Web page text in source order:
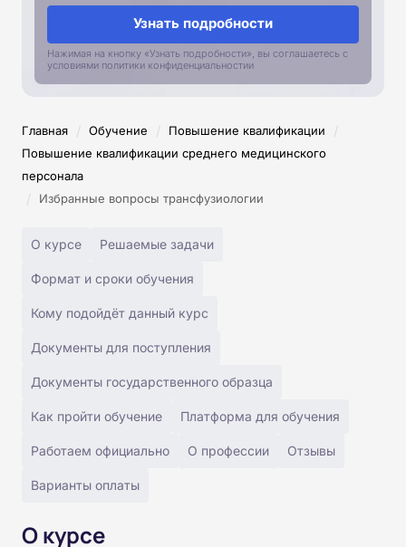
Узнать подробности
Нажимая на кнопку «Узнать подробности», вы соглашаетесь с
условиями политики конфиденциальностии
Главная / Обучение / Повышение квалификации /
Повышение квалификации среднего медицинского
персонала
/ Избранные вопросы трансфузиологии
О курсе Решаемые задачи
Формат и сроки обучения
Кому подойдёт данный курс
Документы для поступления
Документы государственного образца
Как пройти обучение Платформа для обучения
Работаем официально О профессии Отзывы
Варианты оплаты
О курсе